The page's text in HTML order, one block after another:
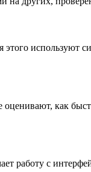
используют
как
работу с